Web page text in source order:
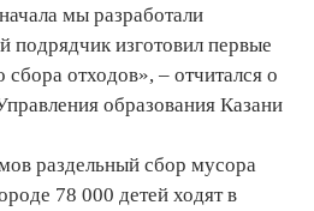
мы разработали
подрядчик изготовил первые
сбора отходов», – отчитался о
образования Казани
раздельный сбор мусора
78 000 детей ходят в